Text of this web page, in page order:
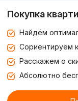
Покупка
Найдём
Сориентируем
Расскажем о
Абсолютно